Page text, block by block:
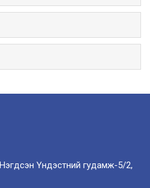
Үндэстний гудамж-5/2,